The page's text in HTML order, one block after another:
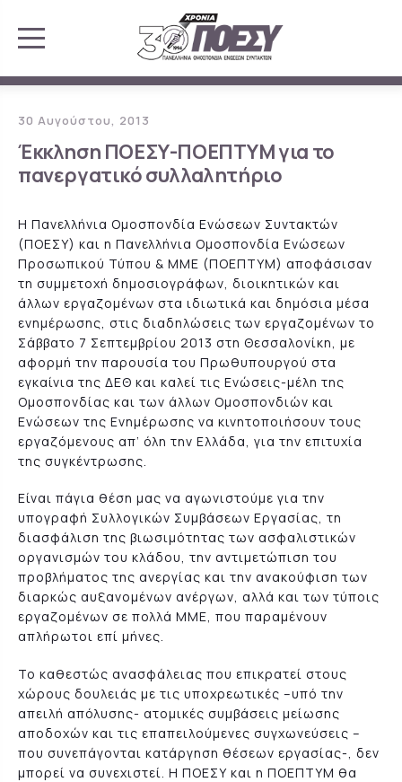
30 Αυγούστου, 2013
Έκκληση ΠΟΕΣΥ-ΠΟΕΠΤΥΜ για το
πανεργατικό συλλαλητήριο
Η Πανελλήνια Ομοσπονδία Ενώσεων Συντακτών
(ΠΟΕΣΥ) και η Πανελλήνια Ομοσπονδία Ενώσεων
Προσωπικού Τύπου & ΜΜΕ (ΠΟΕΠΤΥΜ) αποφάσισαν
τη συμμετοχή δημοσιογράφων, διοικητικών και
άλλων εργαζομένων στα ιδιωτικά και δημόσια μέσα
ενημέρωσης, στις διαδηλώσεις των εργαζομένων το
Σάββατο 7 Σεπτεμβρίου 2013 στη Θεσσαλονίκη, με
αφορμή την παρουσία του Πρωθυπουργού στα
εγκαίνια της ΔΕΘ και καλεί τις Ενώσεις-μέλη της
Ομοσπονδίας και των άλλων Ομοσπονδιών και
Ενώσεων της Ενημέρωσης να κινητοποιήσουν τους
εργαζόμενους απ’ όλη την Ελλάδα, για την επιτυχία
της συγκέντρωσης.
Είναι πάγια θέση μας να αγωνιστούμε για την
υπογραφή Συλλογικών Συμβάσεων Εργασίας, τη
διασφάλιση της βιωσιμότητας των ασφαλιστικών
οργανισμών του κλάδου, την αντιμετώπιση του
προβλήματος της ανεργίας και την ανακούφιση των
διαρκώς αυξανομένων ανέργων, αλλά και των τύποις
εργαζομένων σε πολλά ΜΜΕ, που παραμένουν
απλήρωτοι επί μήνες.
Το καθεστώς ανασφάλειας που επικρατεί στους
χώρους δουλειάς με τις υποχρεωτικές –υπό την
απειλή απόλυσης- ατομικές συμβάσεις μείωσης
αποδοχών και τις επαπειλούμενες συγχωνεύσεις –
που συνεπάγονται κατάργηση θέσεων εργασίας-, δεν
μπορεί να συνεχιστεί. Η ΠΟΕΣΥ και η ΠΟΕΠΤΥΜ θα